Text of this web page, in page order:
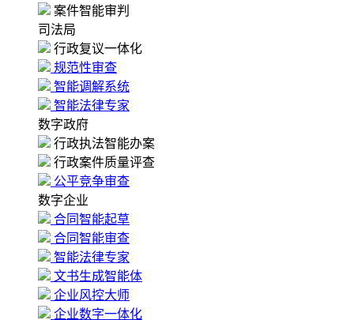
案件智能审判
司法局
行政复议一体化
规范性审查
智能调解系统
智能法律专家
数字政府
行政执法智能办案
行政案件质量评查
公平竞争审查
数字企业
合同智能起草
合同智能审查
智能法律专家
文书生成智能体
企业风控大师
企业数字一体化